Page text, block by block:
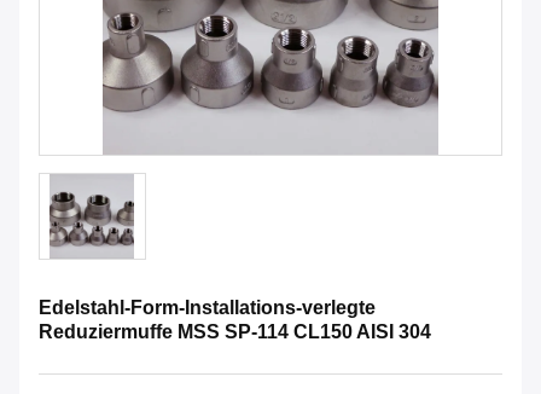
Edelstahl-Form-Installations-verlegte
Reduziermuffe MSS SP-114 CL150 AISI 304